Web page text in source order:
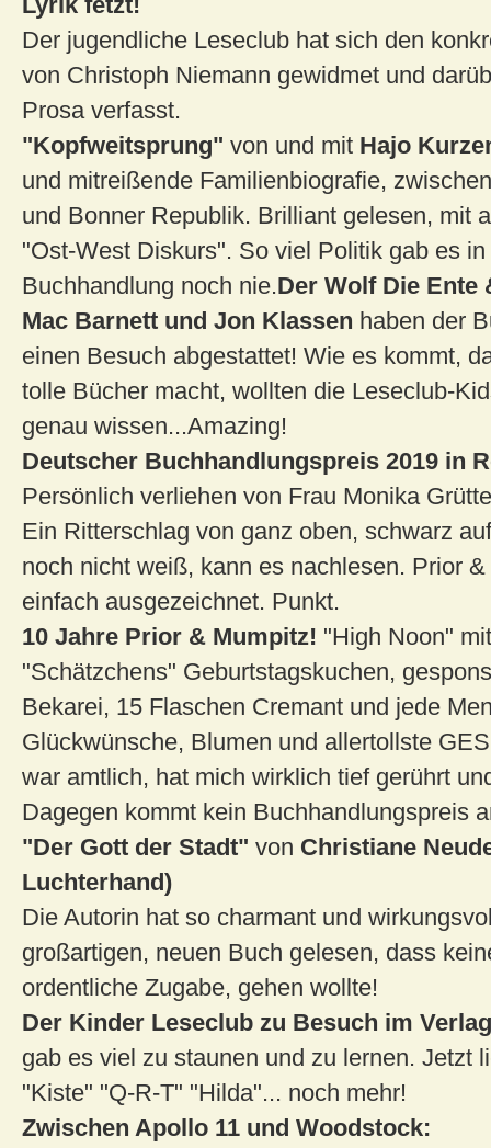
Der jugendliche Leseclub hat sich den
von Christoph Niemann gewidmet und
Prosa verfasst.
"Kopfweitsprung" von und mit Hajo
und mitreißende Familienbiografie,
und Bonner Republik. Brilliant gelesen, mit
"Ost-West Diskurs". So viel Politik gab es in
Buchhandlung noch nie.Der Wolf Die Ente
Mac Barnett und Jon Klassen haben der
einen Besuch abgestattet! Wie es kommt,
tolle Bücher macht, wollten die Leseclub-
genau wissen...Amazing!
Deutscher Buchhandlungspreis 2019 in
Persönlich verliehen von Frau Monika
Ein Ritterschlag von ganz oben, schwarz
noch nicht weiß, kann es nachlesen. Prior
einfach ausgezeichnet. Punkt.
10 Jahre Prior & Mumpitz! "High Noon"
"Schätzchens" Geburtstagskuchen,
Bekarei, 15 Flaschen Cremant und jede
Glückwünsche, Blumen und allertollste
war amtlich, hat mich wirklich tief gerührt
Dagegen kommt kein Buchhandlungspreis
"Der Gott der Stadt" von Christiane
Luchterhand)
Die Autorin hat so charmant und
großartigen, neuen Buch gelesen, dass
ordentliche Zugabe, gehen wollte!
Der Kinder Leseclub zu Besuch im
gab es viel zu staunen und zu lernen. Jetzt
"Kiste" "Q-R-T" "Hilda"... noch mehr!
Zwischen Apollo 11 und Woodstock: